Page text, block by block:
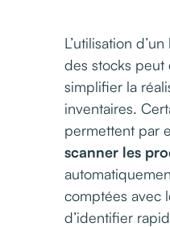
L’utilisation
des stocks peut
simplifier la
inventaires.
permettent par
scanner les
comptées avec
d’identifier